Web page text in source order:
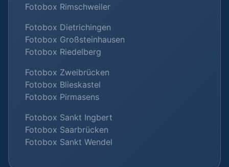
Fotobox Rimschweiler
Fotobox Dietrichingen
Fotobox Großsteinhausen
Fotobox Riedelberg
Fotobox Zweibrücken
Fotobox Blieskastel
Fotobox Pirmasens
Fotobox Sankt Ingbert
Fotobox Saarbrücken
Fotobox Sankt Wendel